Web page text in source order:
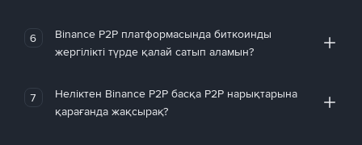
6
Binance P2P платформасында биткоинды
жергілікті түрде қалай сатып аламын?
7
Неліктен Binance P2P басқа P2P нарықтарына
қарағанда жақсырақ?